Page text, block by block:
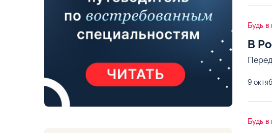
Будь в
В
9
Будь в